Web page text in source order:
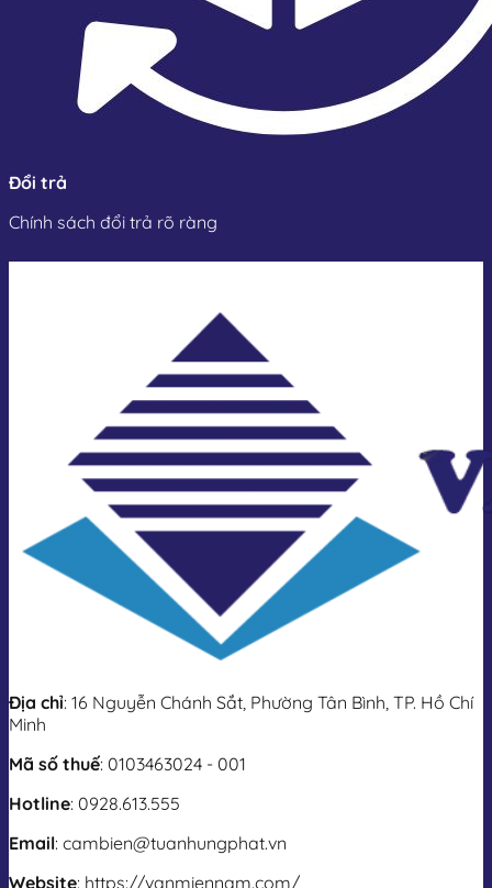
Đổi trả
Chính sách đổi trả rõ ràng
Địa chỉ: 16 Nguyễn Chánh Sắt, Phường Tân Bình, TP. Hồ Chí
Minh
Mã số thuế: 0103463024 - 001
Hotline: 0928.613.555
Email: cambien@tuanhungphat.vn
Website: https://vanmiennam.com/